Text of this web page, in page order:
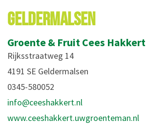
GELDERMALSEN
Groente & Fruit Cees Hakkert
Rijksstraatweg 14
4191 SE Geldermalsen
0345-580052
info@ceeshakkert.nl
www.ceeshakkert.uwgroenteman.nl